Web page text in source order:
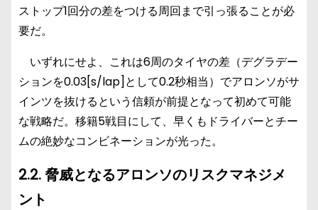
ストップ1回分の差をつける周回まで引っ張ることが必
要だ。
いずれにせよ、これは6周のタイヤの差（デグラデー
ションを0.03[s/lap]として0.2秒相当）でアロンソがサ
インツを抜けるという信頼が前提となって初めて可能
な戦略だ。移籍5戦目にして、早くもドライバーとチー
ムの絶妙なコンビネーションが光った。
2.2. 脅威となるアロンソのリスクマネジメ
ント